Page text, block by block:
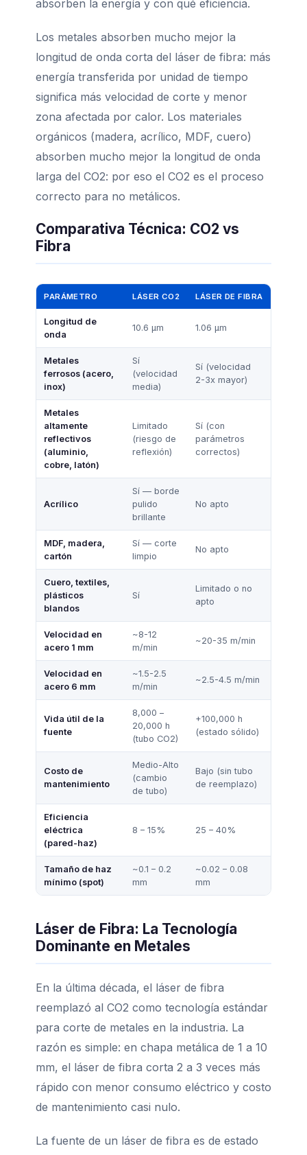
absorben la energía y con qué eficiencia.
Los metales absorben mucho mejor la
longitud de onda corta del láser de fibra: más
energía transferida por unidad de tiempo
significa más velocidad de corte y menor
zona afectada por calor. Los materiales
orgánicos (madera, acrílico, MDF, cuero)
absorben mucho mejor la longitud de onda
larga del CO2: por eso el CO2 es el proceso
correcto para no metálicos.
Comparativa Técnica: CO2 vs
Fibra
PARÁMETRO LÁSER CO2 LÁSER DE FIBRA
Longitud de
onda
10.6 μm 1.06 μm
Metales
ferrosos (acero,
inox)
Sí
(velocidad
media)
Sí (velocidad
2-3x mayor)
Metales
altamente
reflectivos
(aluminio,
cobre, latón)
Limitado
(riesgo de
reflexión)
Sí (con
parámetros
correctos)
Acrílico
Sí — borde
pulido
brillante
No apto
MDF, madera,
cartón
Sí — corte
limpio
No apto
Cuero, textiles,
plásticos
blandos
Sí
Limitado o no
apto
Velocidad en
acero 1 mm
~8-12
m/min
~20-35 m/min
Velocidad en
acero 6 mm
~1.5-2.5
m/min
~2.5-4.5 m/min
Vida útil de la
fuente
8,000 –
20,000 h
(tubo CO2)
+100,000 h
(estado sólido)
Costo de
mantenimiento
Medio-Alto
(cambio
de tubo)
Bajo (sin tubo
de reemplazo)
Eficiencia
eléctrica
(pared-haz)
8 – 15% 25 – 40%
Tamaño de haz
mínimo (spot)
~0.1 – 0.2
mm
~0.02 – 0.08
mm
Láser de Fibra: La Tecnología
Dominante en Metales
En la última década, el láser de fibra
reemplazó al CO2 como tecnología estándar
para corte de metales en la industria. La
razón es simple: en chapa metálica de 1 a 10
mm, el láser de fibra corta 2 a 3 veces más
rápido con menor consumo eléctrico y costo
de mantenimiento casi nulo.
La fuente de un láser de fibra es de estado